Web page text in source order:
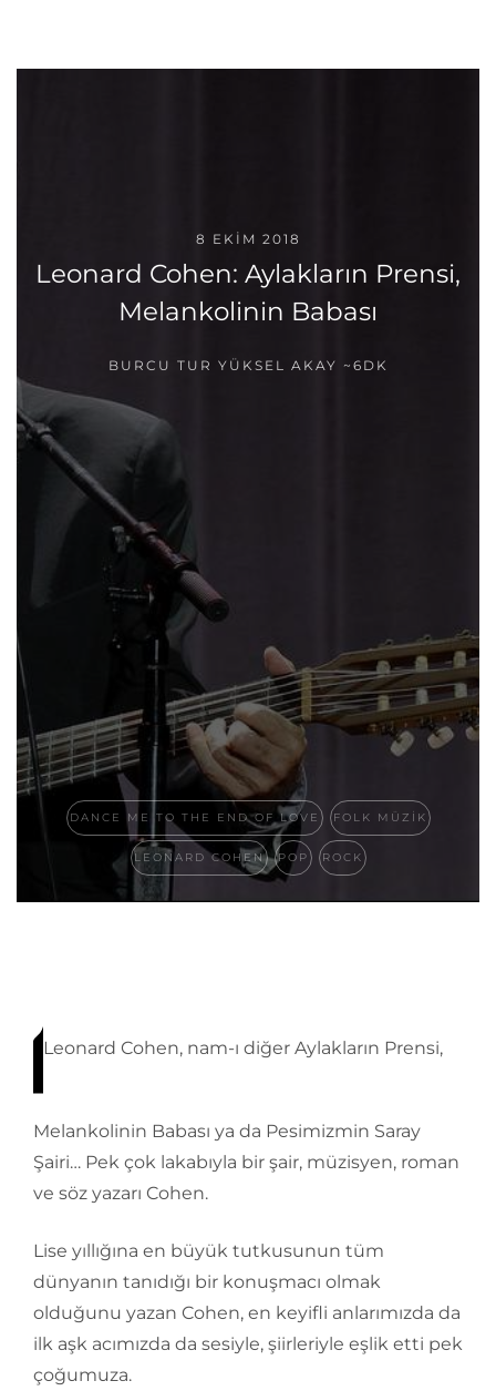
8 EKIM 2018
Leonard Cohen: Aylakların Prensi,
Melankolinin Babası
BURCU TUR YÜKSEL AKAY ~6DK
DANCE ME TO THE END OF LOVE FOLK MÜZIK
LEONARD COHEN POP ROCK
Leonard Cohen, nam-ı diğer Aylakların Prensi,
Melankolinin Babası ya da Pesimizmin Saray
Şairi… Pek çok lakabıyla bir şair, müzisyen, roman
ve söz yazarı Cohen.
Lise yıllığına en büyük tutkusunun tüm
dünyanın tanıdığı bir konuşmacı olmak
olduğunu yazan Cohen, en keyifli anlarımızda da
ilk aşk acımızda da sesiyle, şiirleriyle eşlik etti pek
çoğumuza.